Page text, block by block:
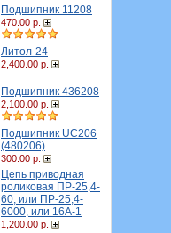
Подшипник 11208
470.00 р.
Литол-24
2,400.00 р.
Подшипник 436208
2,100.00 р.
Подшипник UC206
(480206)
300.00 р.
Цепь приводная
роликовая ПР-25,4-
60, или ПР-25,4-
6000, или 16A-1
1,200.00 р.